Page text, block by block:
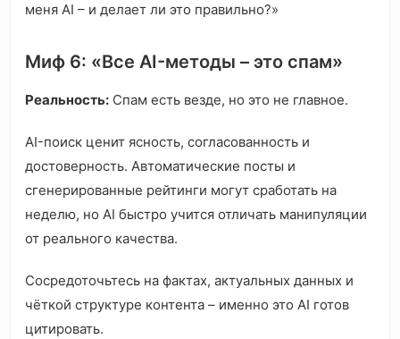
меня AI – и делает ли это правильно?»
Миф 6: «Все AI-методы – это спам»
Реальность: Спам есть везде, но это не главное.
AI-поиск ценит ясность, согласованность и
достоверность. Автоматические посты и
сгенерированные рейтинги могут сработать на
неделю, но AI быстро учится отличать манипуляции
от реального качества.
Сосредоточьтесь на фактах, актуальных данных и
чёткой структуре контента – именно это AI готов
цитировать.